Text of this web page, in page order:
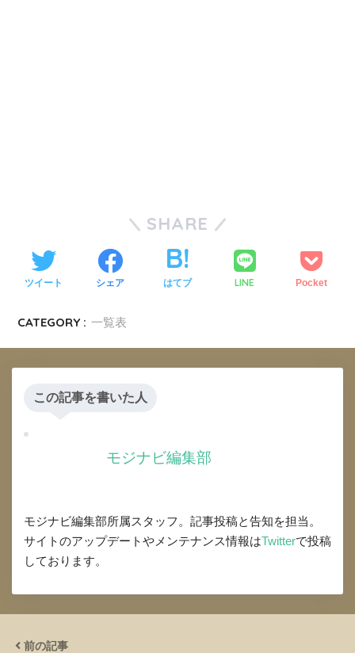
SHARE
ツイート シェア はてブ LINE Pocket
CATEGORY : 一覧表
この記事を書いた人
モジナビ編集部
モジナビ編集部所属スタッフ。記事投稿と告知を担当。
サイトのアップデートやメンテナンス情報はTwitterで投稿
しております。
前の記事